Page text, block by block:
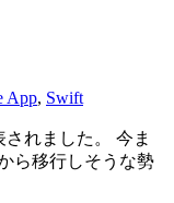
App, Swift
れました。 今ま
ら移行しそうな勢